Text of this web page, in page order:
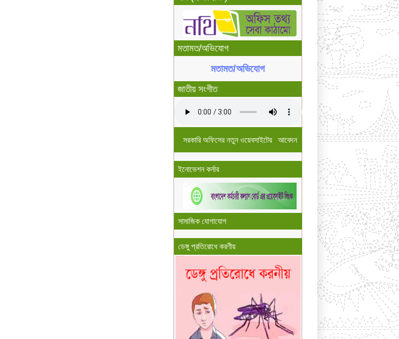
মতামত/অভিযোগ
মতামত/অভিযোগ
জাতীয় সংগীত
সরকারি অফিসের নতুন ওয়েবসাইটের আবেদন
ইনোভেশন কর্নার
সামাজিক যোগাযোগ
ডেঙ্গু প্রতিরোধে করণীয়